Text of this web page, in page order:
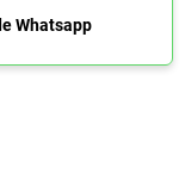
Whatsapp